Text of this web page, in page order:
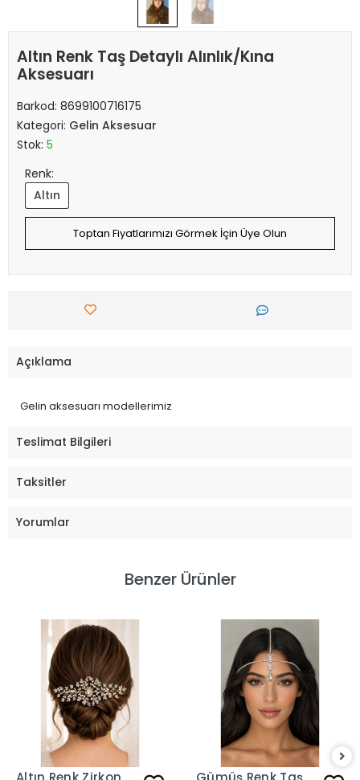
Altın Renk Taş Detaylı Alınlık/Kına
Aksesuarı
Barkod: 8699100716175
Kategori: Gelin Aksesuar
Stok: 5
Renk:
Altın
Toptan Fiyatlarımızı Görmek İçin Üye Olun
Açıklama
Gelin aksesuarı modellerimiz
Teslimat Bilgileri
Taksitler
Yorumlar
Benzer Ürünler